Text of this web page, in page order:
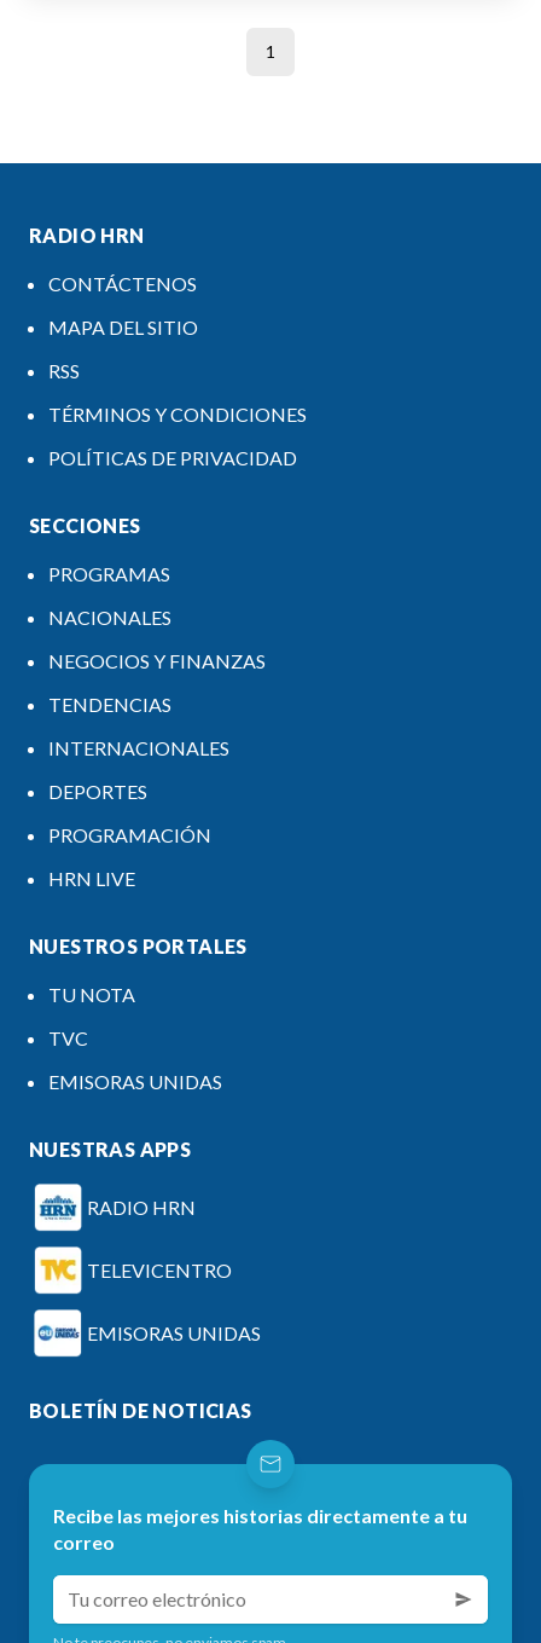
1
RADIO HRN
CONTÁCTENOS
MAPA DEL SITIO
RSS
TÉRMINOS Y CONDICIONES
POLÍTICAS DE PRIVACIDAD
SECCIONES
PROGRAMAS
NACIONALES
NEGOCIOS Y FINANZAS
TENDENCIAS
INTERNACIONALES
DEPORTES
PROGRAMACIÓN
HRN LIVE
NUESTROS PORTALES
TU NOTA
TVC
EMISORAS UNIDAS
NUESTRAS APPS
RADIO HRN
TELEVICENTRO
EMISORAS UNIDAS
BOLETÍN DE NOTICIAS
Recibe las mejores historias directamente a tu
correo